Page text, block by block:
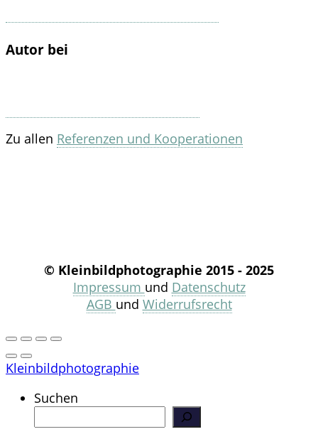
Autor bei
Zu allen Referenzen und Kooperationen
© Kleinbildphotographie 2015 - 2025
Impressum und Datenschutz
AGB und Widerrufsrecht
Kleinbildphotographie
Suchen